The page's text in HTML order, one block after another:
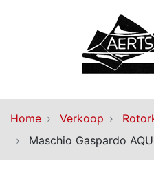
Home Verkoop
Maschio Gaspardo